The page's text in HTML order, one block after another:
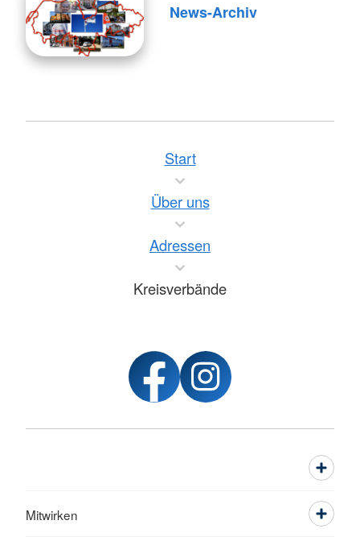
News-Archiv
Start
Über uns
Adressen
Kreisverbände
Mitwirken